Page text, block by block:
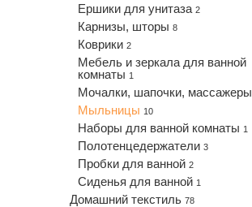
Ершики для унитаза 2
Карнизы, шторы 8
Коврики 2
Мебель и зеркала для ванной
комнаты 1
Мочалки, шапочки, массажеры
Мыльницы 10
Наборы для ванной комнаты 1
Полотенцедержатели 3
Пробки для ванной 2
Сиденья для ванной 1
Домашний текстиль 78